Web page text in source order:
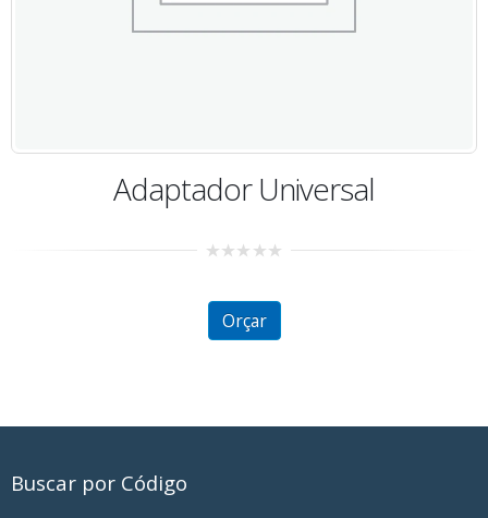
Adaptador Universal
of
Orçar
Buscar por Código